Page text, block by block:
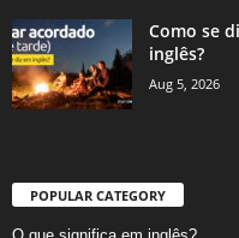
Como se
inglês?
Aug 5, 2026
POPULAR CATEGORY